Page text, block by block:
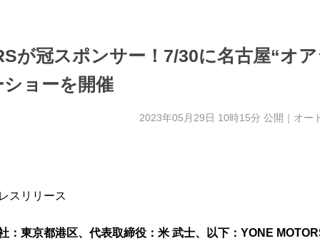
が冠スポンサー！7/30に名古屋“オ
ョーを開催
2023年05月29日 10時15分 公開｜オー
スリリース
：東京都港区、代表取締役：米 武士、以下：YONE